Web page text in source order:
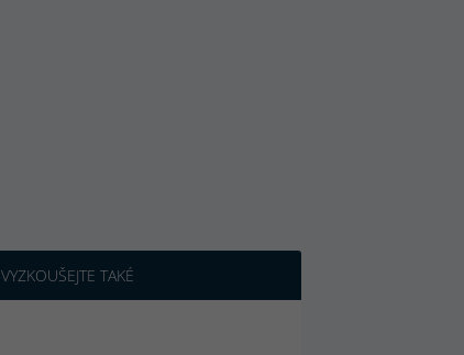
VYZKOUŠEJTE TAKÉ